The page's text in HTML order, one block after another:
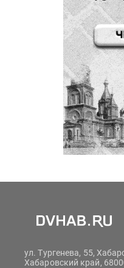
ул. Тургенева, 55,
Хабаровский край,